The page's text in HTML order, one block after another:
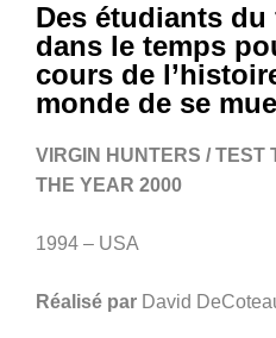
Des étudiants
dans le temps
cours de
monde de se
VIRGIN HUNTERS / TEST
THE YEAR 2000
1994 – USA
Réalisé par David